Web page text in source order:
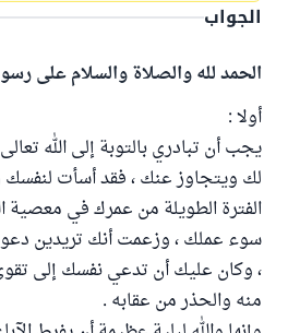
الجواب
الحمد لله والصلاة والسلام على
أولا :
يجب أن تبادري بالتوبة إلى الله
لك ويتجاوز عنك ، فقد أسأت
الفترة الطويلة من عمرك في معصية
سوء عملك ، وزعمت أنك تريدين دعوة
، وكان عليك أن تدعي نفسك إلى
منه والحذر من عقابه .